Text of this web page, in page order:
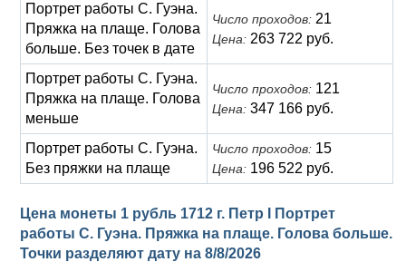
Портрет работы C. Гуэна.
Пряжка на плаще. Голова
больше. Без точек в дате
Число проходов: 21
Цена: 263 722 руб.
Портрет работы C. Гуэна.
Пряжка на плаще. Голова
меньше
Число проходов: 121
Цена: 347 166 руб.
Портрет работы C. Гуэна.
Без пряжки на плаще
Число проходов: 15
Цена: 196 522 руб.
Цена монеты 1 рубль 1712 г. Петр I Портрет
работы C. Гуэна. Пряжка на плаще. Голова больше.
Точки разделяют дату на 8/8/2026